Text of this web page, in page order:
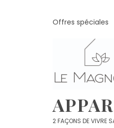
Offres spéciales
2 FAÇONS DE VIVRE